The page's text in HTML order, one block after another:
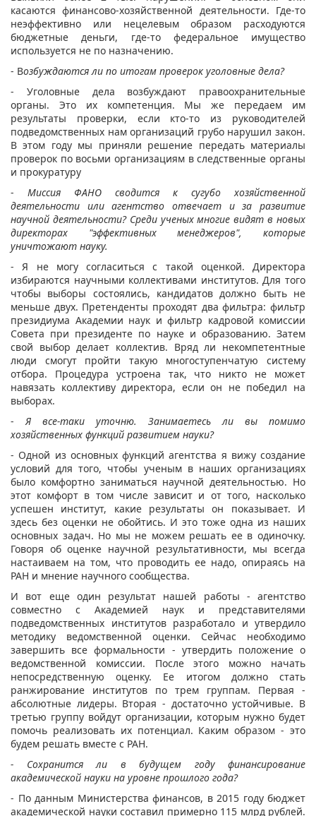
касаются финансово-хозяйственной деятельности. Где-то
неэффективно или нецелевым образом расходуются
бюджетные деньги, где-то федеральное имущество
используется не по назначению.
- Возбуждаются ли по итогам проверок уголовные дела?
- Уголовные дела возбуждают правоохранительные
органы. Это их компетенция. Мы же передаем им
результаты проверки, если кто-то из руководителей
подведомственных нам организаций грубо нарушил закон.
В этом году мы приняли решение передать материалы
проверок по восьми организациям в следственные органы
и прокуратуру
- Миссия ФАНО сводится к сугубо хозяйственной
деятельности или агентство отвечает и за развитие
научной деятельности? Среди ученых многие видят в новых
директорах "эффективных менеджеров", которые
уничтожают науку.
- Я не могу согласиться с такой оценкой. Директора
избираются научными коллективами институтов. Для того
чтобы выборы состоялись, кандидатов должно быть не
меньше двух. Претенденты проходят два фильтра: фильтр
президиума Академии наук и фильтр кадровой комиссии
Совета при президенте по науке и образованию. Затем
свой выбор делает коллектив. Вряд ли некомпетентные
люди смогут пройти такую многоступенчатую систему
отбора. Процедура устроена так, что никто не может
навязать коллективу директора, если он не победил на
выборах.
-Я все-таки уточню. Занимаетесь ли вы помимо
хозяйственных функций развитием науки?
- Одной из основных функций агентства я вижу создание
условий для того, чтобы ученым в наших организациях
было комфортно заниматься научной деятельностью. Но
этот комфорт в том числе зависит и от того, насколько
успешен институт, какие результаты он показывает. И
здесь без оценки не обойтись. И это тоже одна из наших
основных задач. Но мы не можем решать ее в одиночку.
Говоря об оценке научной результативности, мы всегда
настаиваем на том, что проводить ее надо, опираясь на
РАН и мнение научного сообщества.
И вот еще один результат нашей работы - агентство
совместно с Академией наук и представителями
подведомственных институтов разработало и утвердило
методику ведомственной оценки. Сейчас необходимо
завершить все формальности - утвердить положение о
ведомственной комиссии. После этого можно начать
непосредственную оценку. Ее итогом должно стать
ранжирование институтов по трем группам. Первая -
абсолютные лидеры. Вторая - достаточно устойчивые. В
третью группу войдут организации, которым нужно будет
помочь реализовать их потенциал. Каким образом - это
будем решать вместе с РАН.
- Сохранится ли в будущем году финансирование
академической науки на уровне прошлого года?
- По данным Министерства финансов, в 2015 году бюджет
академической науки составил примерно 115 млрд рублей.